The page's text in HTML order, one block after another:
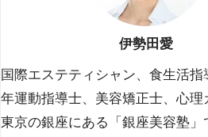
伊勢田愛
国際エステティシャン、食生活指
年運動指導士、美容矯正士、心理
東京の銀座にある「銀座美容塾」